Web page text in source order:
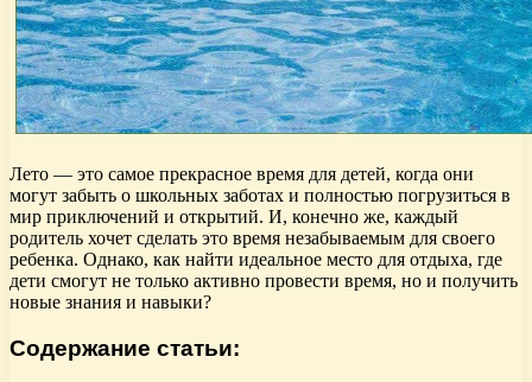
Лето — это самое прекрасное время для детей, когда они
могут забыть о школьных заботах и полностью погрузиться в
мир приключений и открытий. И, конечно же, каждый
родитель хочет сделать это время незабываемым для своего
ребенка. Однако, как найти идеальное место для отдыха, где
дети смогут не только активно провести время, но и получить
новые знания и навыки?
Содержание статьи: